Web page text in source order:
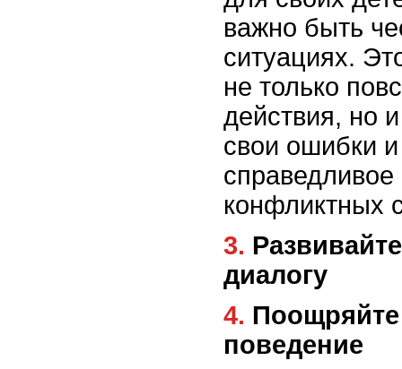
важно быть
ситуациях.
не только
действия, но
свои ошибки и
конфликтных
3. Развивайте способность к
диалогу
4. Поощряйте положительное
поведение